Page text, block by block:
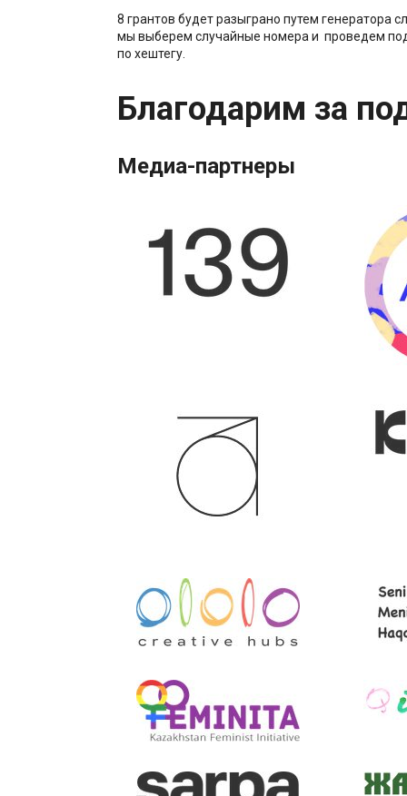
8 грантов будет разыграно путем генератора
мы выберем случайные номера и проведем
по хештегу.
Благодарим за
Медиа-партнеры